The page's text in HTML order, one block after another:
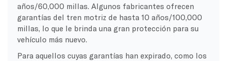
años/60,000 millas. Algunos fabricantes ofrecen
garantías del tren motriz de hasta 10 años/100,000
millas, lo que le brinda una gran protección para su
vehículo más nuevo.
Para aquellos cuyas garantías han expirado, como los